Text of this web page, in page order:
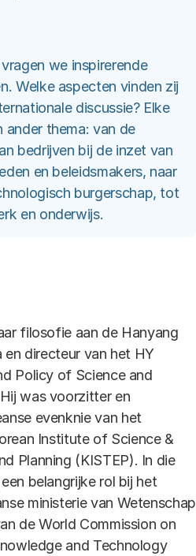
we inspirerende
Welke aspecten vinden zij
discussie? Elke
thema: van de
bedrijven bij de inzet van
en beleidsmakers, naar
burgerschap, tot
en onderwijs.
filosofie aan de Hanyang
en directeur van het HY
Policy of Science and
was voorzitter en
evenknie van het
Institute of Science &
Planning (KISTEP). In die
belangrijke rol bij het
ministerie van Wetenschap
de World Commission on
and Technology